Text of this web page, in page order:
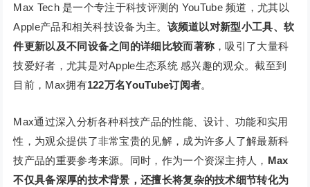
Max Tech 是一个专注于科技评测的 YouTube 频道，尤其以
Apple产品和相关科技设备为主。 该频道以对新型小工具、软
件更新以及不同设备之间的详细比较而著称，吸引了大量科
技爱好者，尤其是对Apple生态系统 感兴趣的观众。截至到
目前，Max拥有122万名YouTube订阅者。
Max通过深入分析各种科技产品的性能、设计、功能和实用
性，为观众提供了非常宝贵的见解，成为许多人了解最新科
技产品的重要参考来源。同时，作为一个资深主持人， Max
不仅具备深厚的技术背景，还擅长将复杂的技术细节转化为